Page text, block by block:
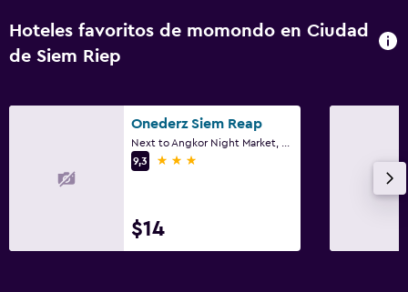
Hoteles favoritos de momondo en Ciudad
de Siem Riep
Onederz Siem Reap
9,3
3 estrellas
$14